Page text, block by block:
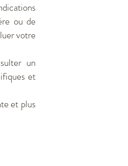
ou de
votre
un
et
et plus